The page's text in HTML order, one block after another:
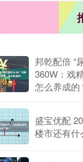
邦乾配倍 “
360W：戏
怎么养成的
盛宝优配
楼市还有什